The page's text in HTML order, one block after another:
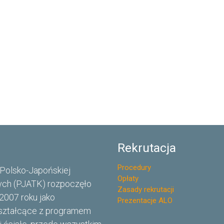
Japońskiej
(PJATK) rozpoczęło
roku jako
z programem
Rekrutacja
Procedury
Opłaty
Zasady rekrutacji
Prezentacje ALO